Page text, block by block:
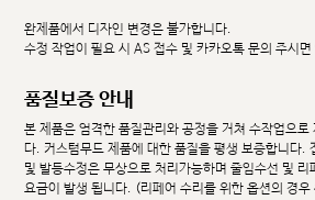
완제품에서 디자인 변경은 불가합니다.
수정 작업이 필요 시 AS 접수 및 카카오톡 문의 주시면
품질보증 안내
본 제품은 엄격한 품질관리와 공정을 거쳐 수작업으로
다. 커스텀무드 제품에 대한 품질을 평생 보증합니다.
및 발등수정은 무상으로 처리가능하며 줄임수선 및
요금이 발생 됩니다. (리페어 수리를 위한 옵션의 경